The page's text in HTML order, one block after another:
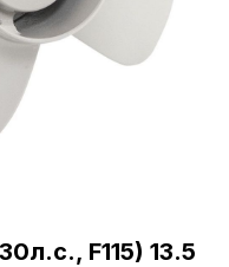
F115) 13.5